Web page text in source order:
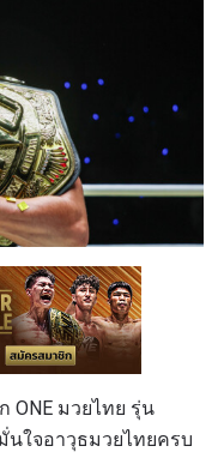
ONE มวยไทย รุ่น
นใจอาวุธมวยไทยครบ